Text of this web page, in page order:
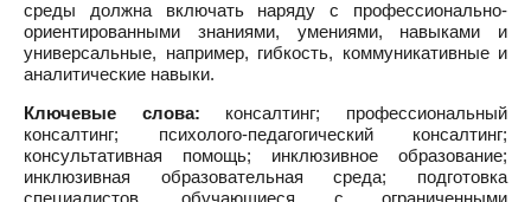
среды должна включать наряду с профессионально-
ориентированными знаниями, умениями, навыками и
универсальные, например, гибкость, коммуникативные и
аналитические навыки.
Ключевые слова: консалтинг; профессиональный
консалтинг; психолого-педагогический консалтинг;
консультативная помощь; инклюзивное образование;
инклюзивная образовательная среда; подготовка
специалистов, обучающиеся с ограниченными